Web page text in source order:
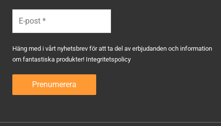
Häng med i vårt nyhetsbrev för att ta del av erbjudanden och information
om fantastiska produkter! Integritetspolicy